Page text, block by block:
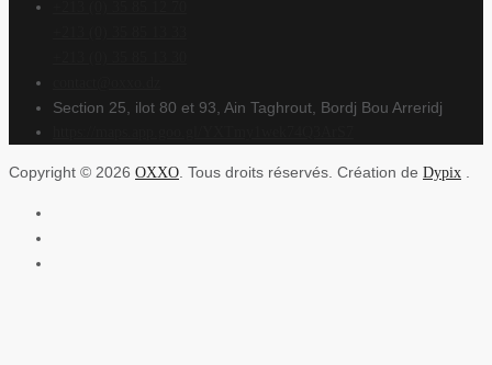
Section 25, ilot 80 et 93, Ain Taghrout, Bordj Bou Arreridj
Copyright © 2026 OXXO . Tous droits réservés. Création de Dypix